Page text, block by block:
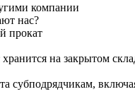
компании
нас?
прокат
на закрытом
субподрядчикам,